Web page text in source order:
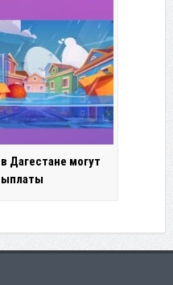
Дагестане могут